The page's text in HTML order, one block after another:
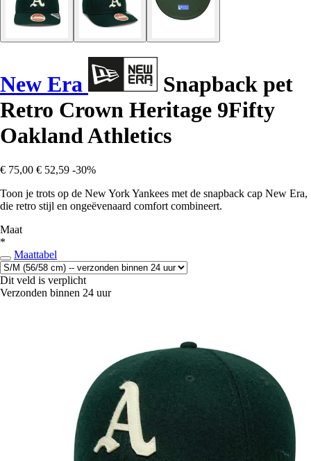
New Era
Snapback pet
Retro Crown Heritage 9Fifty
Oakland Athletics
€ 75,00 € 52,59 -30%
Toon je trots op de New York Yankees met de snapback cap New Era,
die retro stijl en ongeëvenaard comfort combineert.
Maat
*
Maattabel
Dit veld is verplicht
Verzonden binnen 24 uur